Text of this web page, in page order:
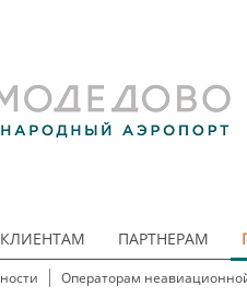
ПАРТНЕРАМ
Операторам